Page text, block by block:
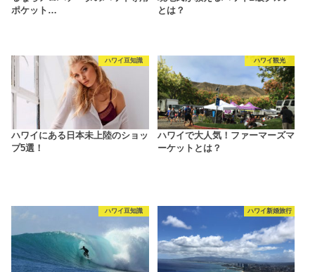
ポケット…
とは？
ハワイ豆知識
ハワイにある日本未上陸のショッ
プ5選！
ハワイ観光
ハワイで大人気！ファーマーズマ
ーケットとは？
ハワイ豆知識 ハワイ新婚旅行